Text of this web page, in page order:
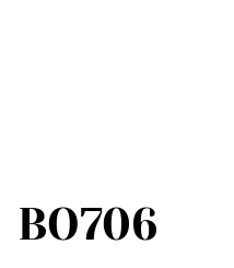
BO706